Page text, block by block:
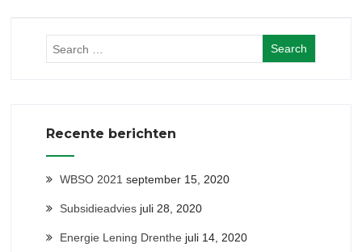
Recente berichten
WBSO 2021 september 15, 2020
Subsidieadvies juli 28, 2020
Energie Lening Drenthe juli 14, 2020